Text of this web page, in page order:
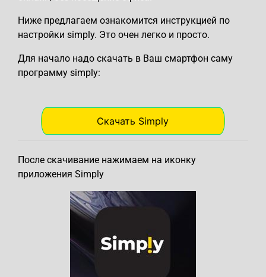
Ниже предлагаем ознакомится инструкцией по
настройки simply. Это очен легко и просто.
Для начало надо скачать в Ваш смартфон саму
программу simply:
Скачать Simply
После скачивание нажимаем на иконку
приложения Simply